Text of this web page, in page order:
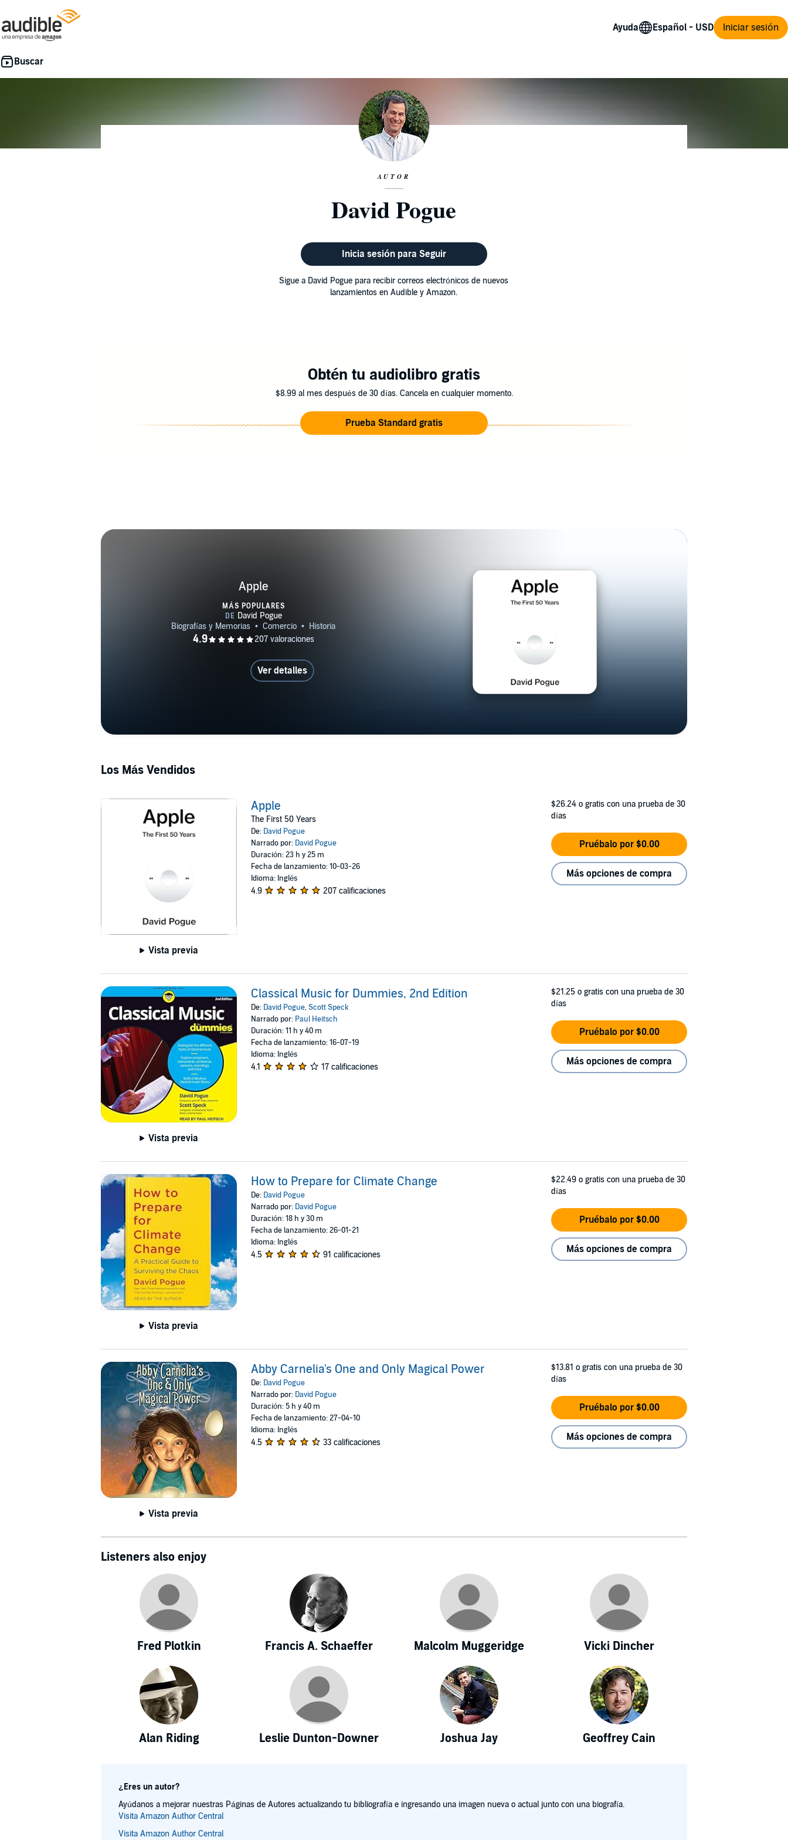
Ayuda Iniciar sesión
AUTOR
David Pogue
Inicia sesión para Seguir
Sigue a David Pogue para recibir correos electrónicos de nuevos
lanzamientos en Audible y Amazon.
Obtén tu audiolibro gratis
$8.99 al mes después de 30 días. Cancela en cualquier momento.
Prueba Standard gratis
Apple
MÁS POPULARES
Ver detalles
Los Más Vendidos
Vista previa
Apple
The First 50 Years
De: David Pogue
Narrado por: David Pogue
Duración: 23 h y 25 m
Fecha de lanzamiento: 10-03-26
Idioma: Inglés
4.9 207 calificaciones
$26.24 o gratis con una prueba de 30
días
Pruébalo por $0.00
Más opciones de compra
Vista previa
Classical Music for Dummies, 2nd Edition
De: David Pogue,Scott Speck
Narrado por: Paul Heitsch
Duración: 11 h y 40 m
Fecha de lanzamiento: 16-07-19
Idioma: Inglés
4.1 17 calificaciones
$21.25 o gratis con una prueba de 30
días
Pruébalo por $0.00
Más opciones de compra
Vista previa
How to Prepare for Climate Change
De: David Pogue
Narrado por: David Pogue
Duración: 18 h y 30 m
Fecha de lanzamiento: 26-01-21
Idioma: Inglés
4.5 91 calificaciones
$22.49 o gratis con una prueba de 30
días
Pruébalo por $0.00
Más opciones de compra
Vista previa
Abby Carnelia's One and Only Magical Power
De: David Pogue
Narrado por: David Pogue
Duración: 5 h y 40 m
Fecha de lanzamiento: 27-04-10
Idioma: Inglés
4.5 33 calificaciones
$13.81 o gratis con una prueba de 30
días
Pruébalo por $0.00
Más opciones de compra
Listeners also enjoy
Fred Plotkin Francis A. Schaeffer Malcolm Muggeridge Vicki Dincher
Alan Riding Leslie Dunton-Downer Joshua Jay Geoffrey Cain
¿Eres un autor?
Ayúdanos a mejorar nuestras Páginas de Autores actualizando tu bibliografía e ingresando una imagen nueva o actual junto con una biografía.
Visita Amazon Author Central
Visita Amazon Author Central